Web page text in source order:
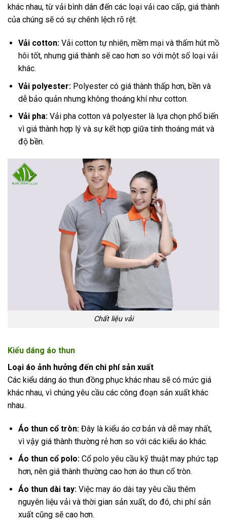
khác nhau, từ vải bình dân đến các loại vải cao cấp, giá thành
của chúng sẽ có sự chênh lệch rõ rệt.
Vải cotton:Vải cotton tự nhiên, mềm mại và thấm hút mồ
hôi tốt, nhưng giá thành sẽ cao hơn so với một số loại vải
khác.
Vải polyester:Polyester có giá thành thấp hơn, bền và
dễ bảo quản nhưng không thoáng khí như cotton.
Vải pha:Vải pha cotton và polyester là lựa chọn phổ biến
vì giá thành hợp lý và sự kết hợp giữa tính thoáng mát và
độ bền.
Chất liệu vải
Kiểu dáng áo thun
Loại áo ảnh hưởng đến chi phí sản xuất
Các kiểu dáng áo thun đồng phục khác nhau sẽ có mức giá
khác nhau, vì chúng yêu cầu các công đoạn sản xuất khác
nhau.
Áo thun cổ tròn:Đây là kiểu áo cơ bản và dễ may nhất,
vì vậy giá thành thường rẻ hơn so với các kiểu áo khác.
Áo thun cổ polo:Cổ polo yêu cầu kỹ thuật may phức tạp
hơn, nên giá thành thường cao hơn áo thun cổ tròn.
Áo thun dài tay:Việc may áo dài tay yêu cầu thêm
nguyên liệu vải và thời gian sản xuất, do đó, chi phí sản
xuất cũng sẽ cao hơn.